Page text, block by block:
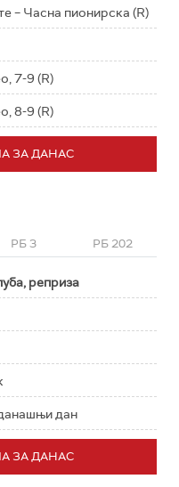
– Часна пионирска (R)
7-9 (R)
8-9 (R)
ЗА ДАНАС
РБ 3 РБ 202
реприза
дан
ЗА ДАНАС